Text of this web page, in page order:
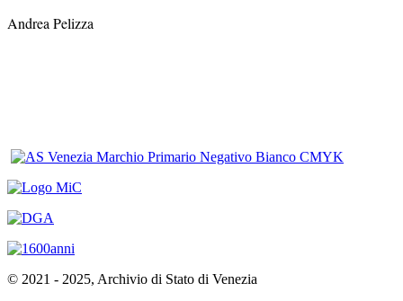
Andrea Pelizza
© 2021 - 2025, Archivio di Stato di Venezia